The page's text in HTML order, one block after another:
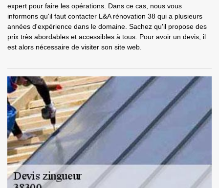
expert pour faire les opérations. Dans ce cas, nous vous
informons qu'il faut contacter L&A rénovation 38 qui a plusieurs
années d'expérience dans le domaine. Sachez qu'il propose des
prix très abordables et accessibles à tous. Pour avoir un devis, il
est alors nécessaire de visiter son site web.